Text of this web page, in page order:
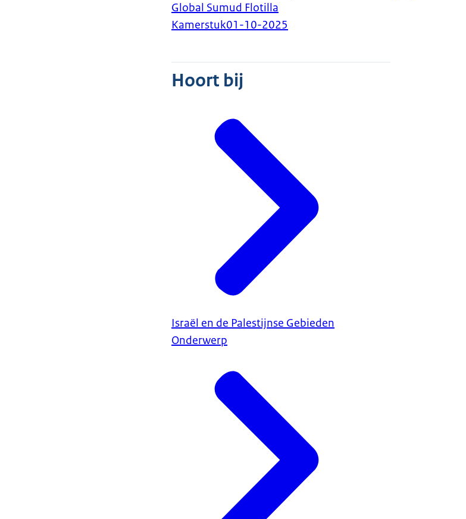
Global Sumud Flotilla
Kamerstuk01-10-2025
Hoort bij
Israël en de Palestijnse Gebieden
Onderwerp